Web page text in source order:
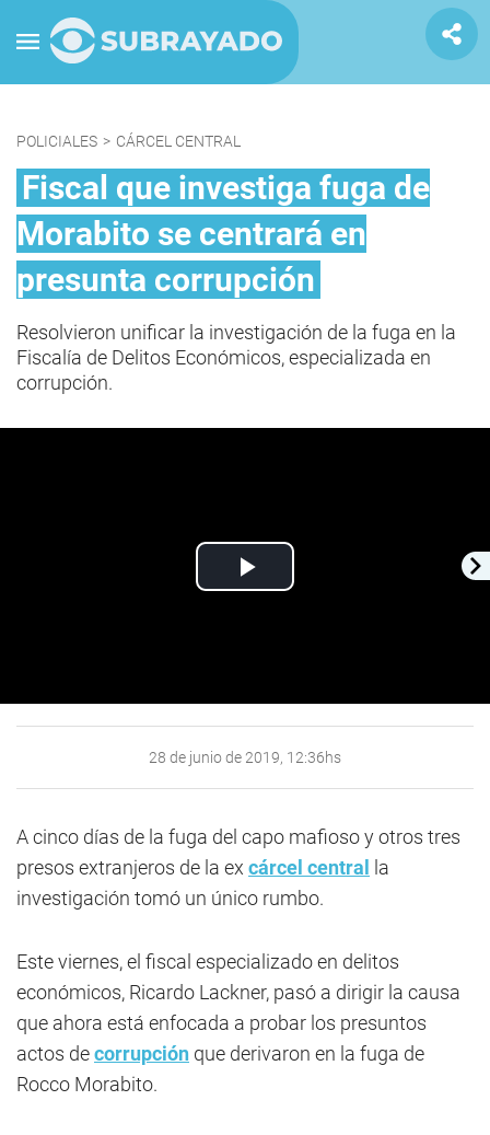
POLICIALES > CÁRCEL CENTRAL
Fiscal que investiga fuga de
Morabito se centrará en
presunta corrupción
Resolvieron unificar la investigación de la fuga en la
Fiscalía de Delitos Económicos, especializada en
corrupción.
Play
28 de junio de 2019, 12:36hs
A cinco días de la fuga del capo mafioso y otros tres
presos extranjeros de la ex cárcel central
la
investigación tomó un único rumbo.
Este viernes, el fiscal especializado en delitos
económicos, Ricardo Lackner, pasó a dirigir la causa
que ahora está enfocada a probar los presuntos
actos decorrupción que derivaron en la fuga de
Rocco Morabito.